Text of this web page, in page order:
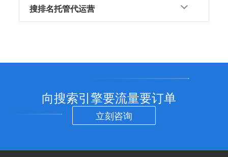
搜排名托管代运营
向搜索引擎要流量要订单
立刻咨询